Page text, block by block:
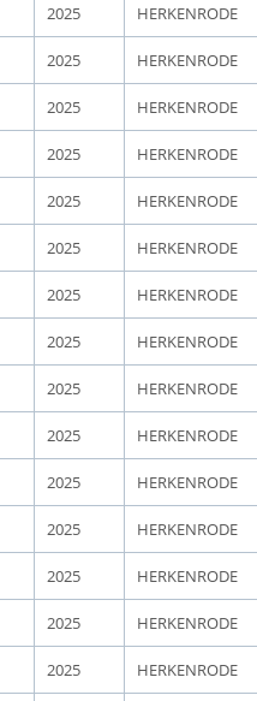
2025 HERKENRODE
2025 HERKENRODE
2025 HERKENRODE
2025 HERKENRODE
2025 HERKENRODE
2025 HERKENRODE
2025 HERKENRODE
2025 HERKENRODE
2025 HERKENRODE
2025 HERKENRODE
2025 HERKENRODE
2025 HERKENRODE
2025 HERKENRODE
2025 HERKENRODE
2025 HERKENRODE